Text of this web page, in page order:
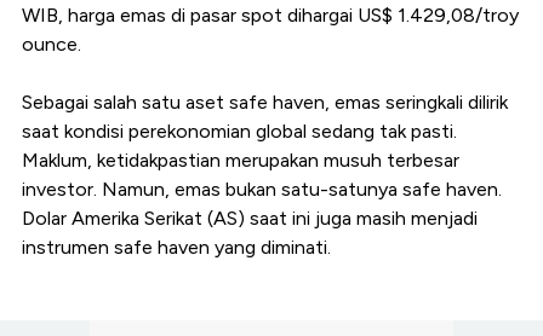
WIB, harga emas di pasar spot dihargai US$ 1.429,08/troy
ounce.
Sebagai salah satu aset safe haven, emas seringkali dilirik
saat kondisi perekonomian global sedang tak pasti.
Maklum, ketidakpastian merupakan musuh terbesar
investor. Namun, emas bukan satu-satunya safe haven.
Dolar Amerika Serikat (AS) saat ini juga masih menjadi
instrumen safe haven yang diminati.